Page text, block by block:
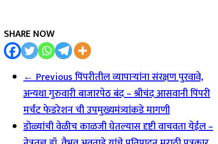
SHARE NOW
← Previousपिंपरीतील व्यापाऱ्यांना संरक्षण पुरवावे,
अन्यथा गुरुवारी बाजारपेठ बंद – श्रीचंद आसवानी पिंपरी
मर्चंट फेडरेशन ची उपमुख्यमंत्र्यांकडे मागणी
डोळ्यांची वेळीच काळजी घेतल्यास दृष्टी वाचवता येईल –